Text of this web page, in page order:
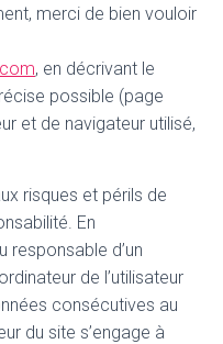
merci de bien vouloir
, en décrivant le
possible (page
et de navigateur utilisé,
risques et périls de
En
responsable d’un
de l’utilisateur
consécutives au
du site s’engage à